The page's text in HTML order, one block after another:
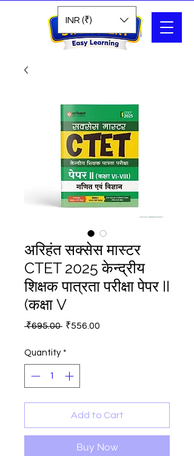
Search
INR (₹)
अरिहंत सक्सेस मास्टर
CTET 2025 केन्द्रीय
शिक्षक पात्रता परीक्षा पेपर II
(कक्षा V
₹695.00 Regular
₹556.00
Quantity *
Add to Cart
Buy Now